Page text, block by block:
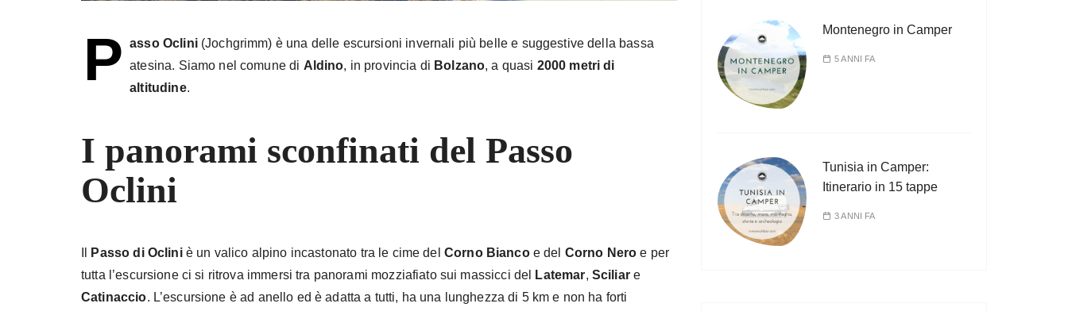
P asso Oclini (Jochgrimm) è una delle escursioni invernali più belle e suggestive della bassa
atesina. Siamo nel comune di Aldino, in provincia di Bolzano, a quasi 2000 metri di
altitudine.
I panorami sconfinati del Passo
Oclini
Passo di Ocliniè un valico alpino incastonato tra le cime del Corno Biancoe del Corno Nero e per
tutta l’escursione ci si ritrova immersi tra panorami mozziafiato sui massicci del
Latemar, Sciliare
Catinaccio. L’escursione è ad anello ed è adatta a tutti, ha una lunghezza di 5 km e non ha forti
Montenegro in Camper
5 ANNI FA
Tunisia in Camper:
Itinerario in 15 tappe
3 ANNI FA